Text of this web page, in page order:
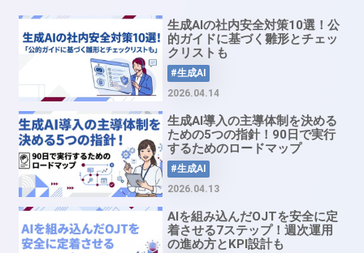
生成AIの社内安全対策10選！公
的ガイドに基づく雛形とチェッ
クリストも
#生成AI
2026.04.14
生成AI導入の主導体制を決める
ための5つの指針！90日で実行
するためのロードマップ
#生成AI
2026.04.13
AIを組み込んだOJTを安全に定
着させる7ステップ！週次運用
の進め方とKPI設計も